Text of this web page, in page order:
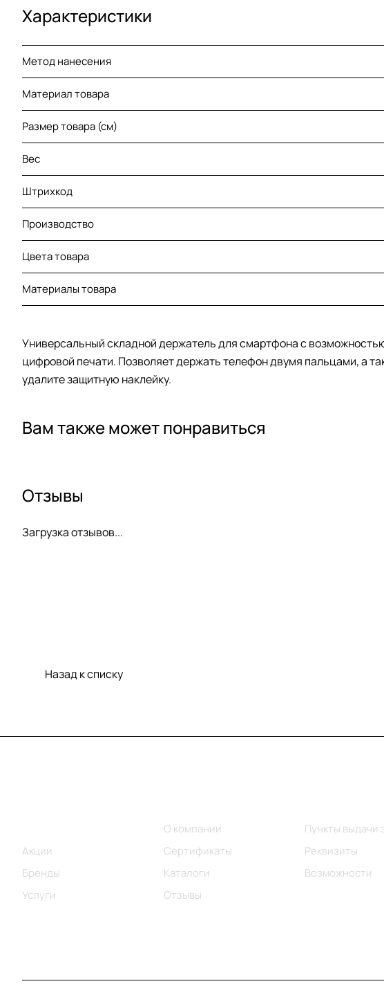
Характеристики
Метод нанесения
Материал товара
Размер товара (см)
Вес
Штрихкод
Производство
Цвета товара
Материалы товара
Универсальный складной держатель для смартфона с
цифровой печати. Позволяет держать телефон двумя пальцами, а
удалите защитную наклейку.
Вам также может понравиться
Отзывы
Загрузка отзывов...
Назад к списку
Акции
Бренды
Услуги
О компании
Сертификаты
Каталоги
Отзывы
Пункты выдачи
Реквизиты
Возможности